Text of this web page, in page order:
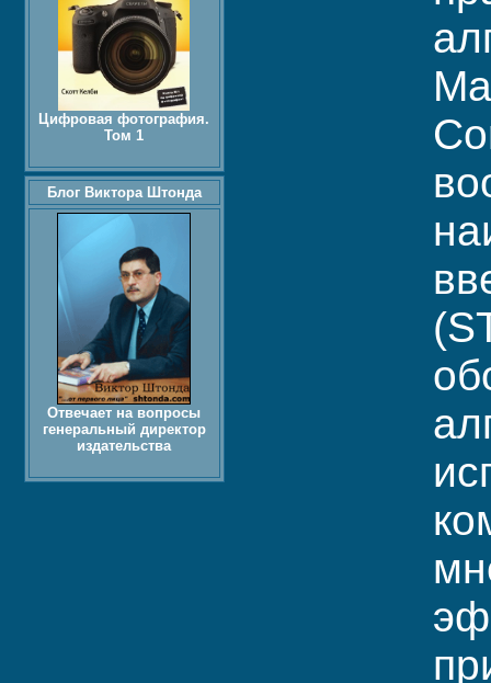
Цифровая фотография.
Том 1
Блог Виктора Штонда
Отвечает на вопросы
генеральный директор
издательства